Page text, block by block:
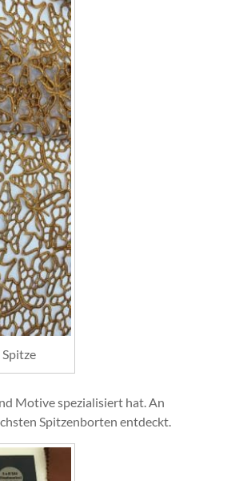
Motive spezialisiert hat. An
Spitzenborten entdeckt.